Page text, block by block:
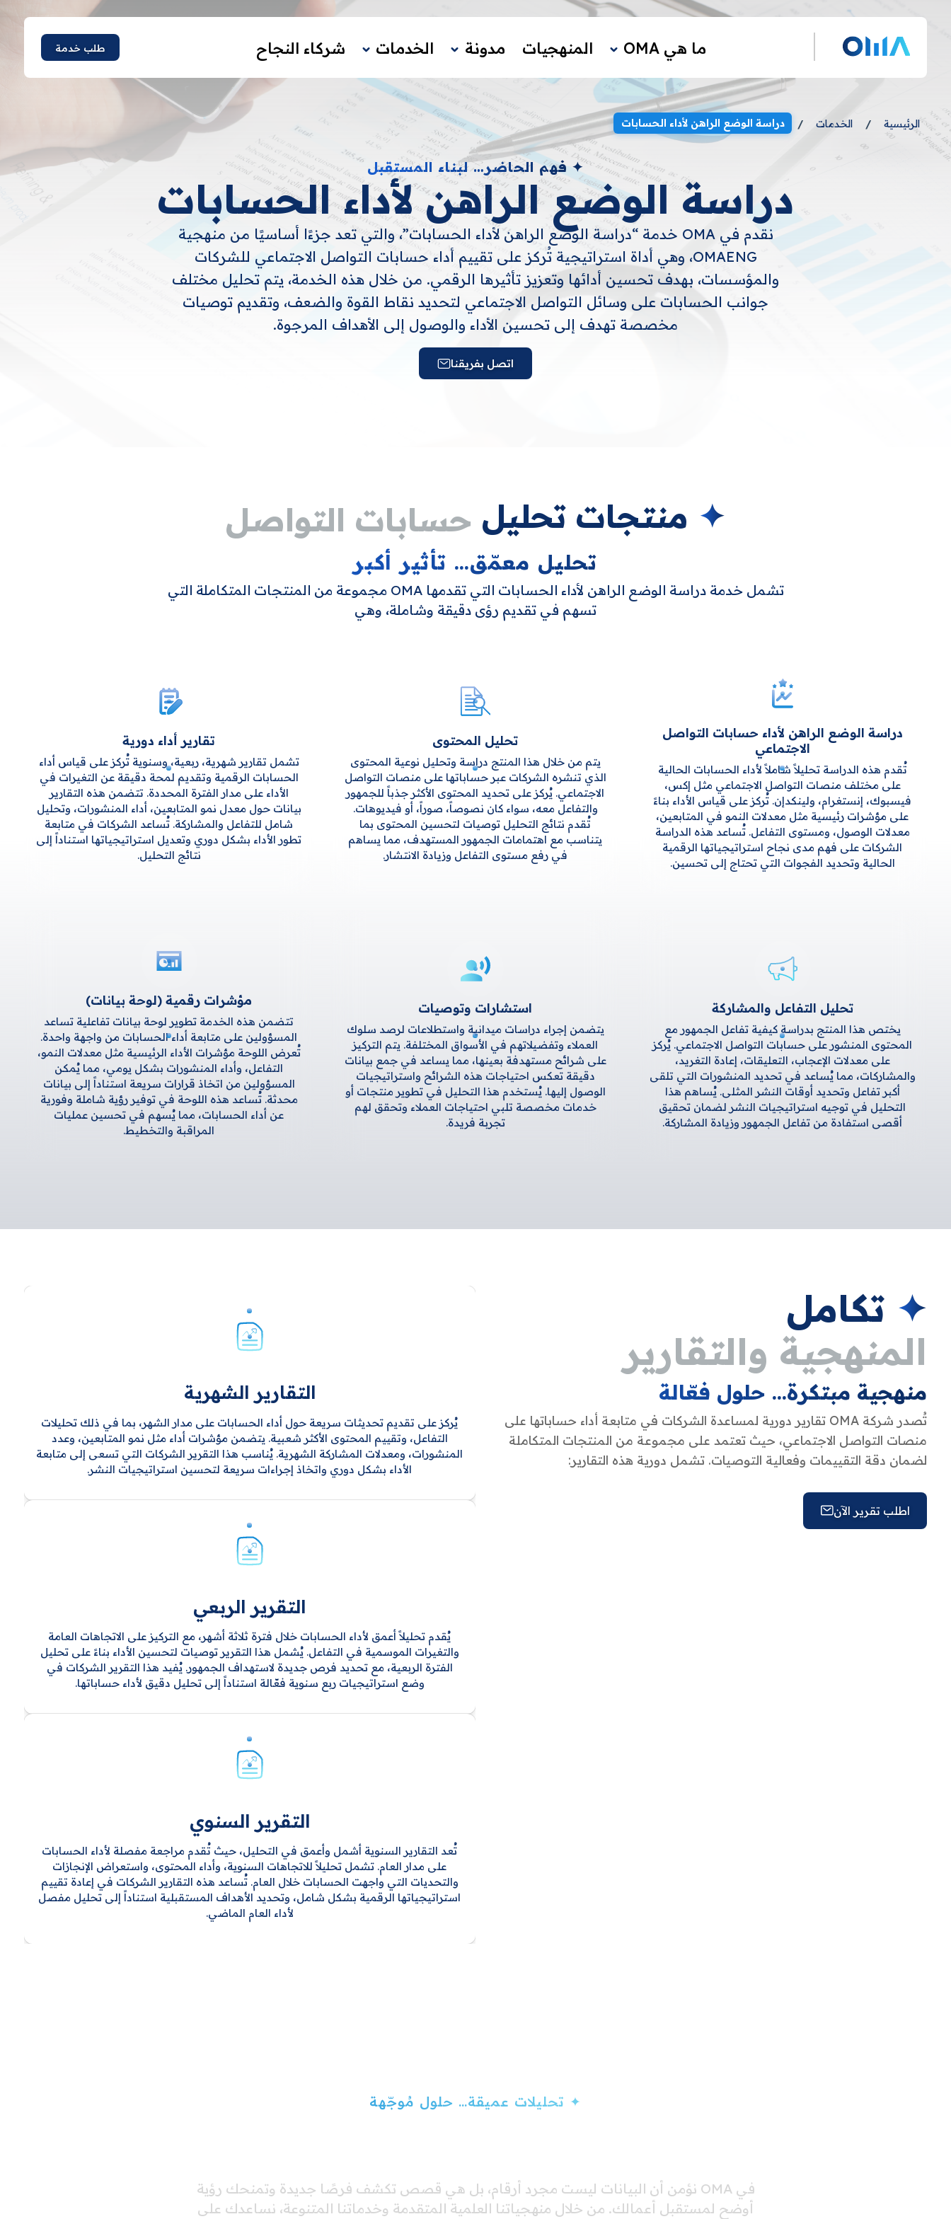
ما هي OMA المنهجيات مدونة الخدمات شركاء النجاح طلب خدمة
الرئيسية / الخدمات / دراسة الوضع الراهن لأداء الحسابات
✦ فهم الحاضر… لبناء المستقبل
دراسة الوضع الراهن لأداء الحسابات
نقدم في OMA خدمة “دراسة الوضع الراهن لأداء الحسابات”، والتي تعد جزءًا أساسيًا من منهجية
OMAENG، وهي أداة استراتيجية تُركز على تقييم أداء حسابات التواصل الاجتماعي للشركات
والمؤسسات، بهدف تحسين أدائها وتعزيز تأثيرها الرقمي. من خلال هذه الخدمة، يتم تحليل مختلف
جوانب الحسابات على وسائل التواصل الاجتماعي لتحديد نقاط القوة والضعف، وتقديم توصيات
مخصصة تهدف إلى تحسين الأداء والوصول إلى الأهداف المرجوة.
اتصل بفريقنا
✦ منتجات تحليل حسابات التواصل
تحليل معمّق… تأثير أكبر
تشمل خدمة دراسة الوضع الراهن لأداء الحسابات التي تقدمها OMA مجموعة من المنتجات المتكاملة التي
تسهم في تقديم رؤى دقيقة وشاملة، وهي
دراسة الوضع الراهن لأداء حسابات التواصل
الاجتماعي
تُقدم هذه الدراسة تحليلاً شاملاً لأداء الحسابات الحالية
على مختلف منصات التواصل الاجتماعي مثل إكس،
فيسبوك، إنستغرام، ولينكدإن. تُركز على قياس الأداء بناءً
على مؤشرات رئيسية مثل معدلات النمو في المتابعين،
معدلات الوصول، ومستوى التفاعل. تُساعد هذه الدراسة
الشركات على فهم مدى نجاح استراتيجياتها الرقمية
الحالية وتحديد الفجوات التي تحتاج إلى تحسين.
تحليل المحتوى
يتم من خلال هذا المنتج دراسة وتحليل نوعية المحتوى
الذي تنشره الشركات عبر حساباتها على منصات التواصل
الاجتماعي. يُركز على تحديد المحتوى الأكثر جذباً للجمهور
والتفاعل معه، سواء كان نصوصاً، صوراً، أو فيديوهات.
تُقدم نتائج التحليل توصيات لتحسين المحتوى بما
يتناسب مع اهتمامات الجمهور المستهدف، مما يساهم
في رفع مستوى التفاعل وزيادة الانتشار.
تقارير أداء دورية
تشمل تقارير شهرية، ربعية، وسنوية تُركز على قياس أداء
الحسابات الرقمية وتقديم لمحة دقيقة عن التغيرات في
الأداء على مدار الفترة المحددة. تتضمن هذه التقارير
بيانات حول معدل نمو المتابعين، أداء المنشورات، وتحليل
شامل للتفاعل والمشاركة. تُساعد الشركات في متابعة
تطور الأداء بشكل دوري وتعديل استراتيجياتها استناداً إلى
نتائج التحليل.
تحليل التفاعل والمشاركة
يختص هذا المنتج بدراسة كيفية تفاعل الجمهور مع
المحتوى المنشور على حسابات التواصل الاجتماعي. يُركز
على معدلات الإعجاب، التعليقات، إعادة التغريد،
والمشاركات، مما يُساعد في تحديد المنشورات التي تلقى
أكبر تفاعل وتحديد أوقات النشر المثلى. يُساهم هذا
التحليل في توجيه استراتيجيات النشر لضمان تحقيق
أقصى استفادة من تفاعل الجمهور وزيادة المشاركة.
استشارات وتوصيات
يتضمن إجراء دراسات ميدانية واستطلاعات لرصد سلوك
العملاء وتفضيلاتهم في الأسواق المختلفة. يتم التركيز
على شرائح مستهدفة بعينها، مما يساعد في جمع بيانات
دقيقة تعكس احتياجات هذه الشرائح واستراتيجيات
الوصول إليها. يُستخدم هذا التحليل في تطوير منتجات أو
خدمات مخصصة تلبي احتياجات العملاء وتحقق لهم
تجربة فريدة.
مؤشرات رقمية (لوحة بيانات)
تتضمن هذه الخدمة تطوير لوحة بيانات تفاعلية تساعد
المسؤولين على متابعة أداء الحسابات من واجهة واحدة.
تُعرض اللوحة مؤشرات الأداء الرئيسية مثل معدلات النمو،
التفاعل، وأداء المنشورات بشكل يومي، مما يُمكن
المسؤولين من اتخاذ قرارات سريعة استناداً إلى بيانات
محدثة. تُساعد هذه اللوحة في توفير رؤية شاملة وفورية
عن أداء الحسابات، مما يُسهم في تحسين عمليات
المراقبة والتخطيط.
التقارير الشهرية
يُركز على تقديم تحديثات سريعة حول أداء الحسابات على مدار الشهر، بما في ذلك تحليلات
التفاعل، وتقييم المحتوى الأكثر شعبية. يتضمن مؤشرات أداء مثل نمو المتابعين، وعدد
المنشورات، ومعدلات المشاركة الشهرية. يُناسب هذا التقرير الشركات التي تسعى إلى متابعة
الأداء بشكل دوري واتخاذ إجراءات سريعة لتحسين استراتيجيات النشر.
التقرير الربعي
يُقدم تحليلاً أعمق لأداء الحسابات خلال فترة ثلاثة أشهر، مع التركيز على الاتجاهات العامة
والتغيرات الموسمية في التفاعل. يُشمل هذا التقرير توصيات لتحسين الأداء بناءً على تحليل
الفترة الربعية، مع تحديد فرص جديدة لاستهداف الجمهور. يُفيد هذا التقرير الشركات في
وضع استراتيجيات ربع سنوية فعّالة استناداً إلى تحليل دقيق لأداء حساباتها.
التقرير السنوي
تُعد التقارير السنوية أشمل وأعمق في التحليل، حيث تُقدم مراجعة مفصلة لأداء الحسابات
على مدار العام. تشمل تحليلاً للاتجاهات السنوية، وأداء المحتوى، واستعراض الإنجازات
والتحديات التي واجهت الحسابات خلال العام. تُساعد هذه التقارير الشركات في إعادة تقييم
استراتيجياتها الرقمية بشكل شامل، وتحديد الأهداف المستقبلية استناداً إلى تحليل مفصل
لأداء العام الماضي.
✦ تكامل
المنهجية والتقارير
منهجية مبتكرة… حلول فعّالة
تُصدر شركة OMA تقارير دورية لمساعدة الشركات في متابعة أداء حساباتها على
منصات التواصل الاجتماعي، حيث تعتمد على مجموعة من المنتجات المتكاملة
لضمان دقة التقييمات وفعالية التوصيات. تشمل دورية هذه التقارير:
اطلب تقرير الآن
✦ تحليلات عميقة… حلول مُوجّهة
في OMA نؤمن أن البيانات ليست مجرد أرقام، بل هي قصص تكشف فرصًا جديدة وتمنحك رؤية
أوضح لمستقبل أعمالك. من خلال منهجياتنا العلمية المتقدمة وخدماتنا المتنوعة، نساعدك على